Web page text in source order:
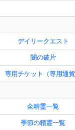
デイリークエスト
闇の破片
専用チケット（専用通貨
全精霊一覧
季節の精霊一覧